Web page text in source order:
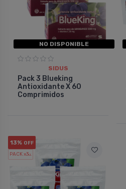
NO DISPONIBLE
SIDUS
Pack 3 Blueking
Antioxidante X 60
Comprimidos
13% OFF
PACK x3u.